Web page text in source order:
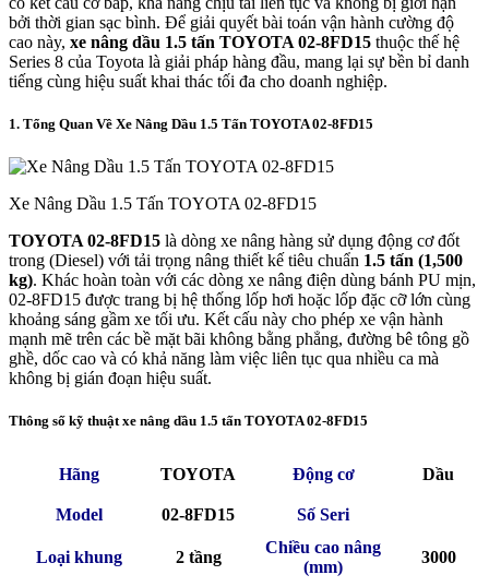
bởi thời gian sạc bình. Để giải quyết bài toán vận hành cường độ
cao này, xe nâng dầu 1.5 tấn TOYOTA 02-8FD15 thuộc thế hệ
Series 8 của Toyota là giải pháp hàng đầu, mang lại sự bền bỉ danh
tiếng cùng hiệu suất khai thác tối đa cho doanh nghiệp.
1. Tổng Quan Về Xe Nâng Dầu 1.5 Tấn TOYOTA 02-8FD15
Xe Nâng Dầu 1.5 Tấn TOYOTA 02-8FD15
TOYOTA 02-8FD15 là dòng xe nâng hàng sử dụng động cơ đốt
trong (Diesel) với tải trọng nâng thiết kế tiêu chuẩn 1.5 tấn (1,500
kg). Khác hoàn toàn với các dòng xe nâng điện dùng bánh PU mịn,
02-8FD15 được trang bị hệ thống lốp hơi hoặc lốp đặc cỡ lớn cùng
khoảng sáng gầm xe tối ưu. Kết cấu này cho phép xe vận hành
mạnh mẽ trên các bề mặt bãi không bằng phẳng, đường bê tông gồ
ghề, dốc cao và có khả năng làm việc liên tục qua nhiều ca mà
không bị gián đoạn hiệu suất.
Thông số kỹ thuật xe nâng dầu 1.5 tấn TOYOTA 02-8FD15
Hãng TOYOTA Động cơ Dầu
Model 02-8FD15 Số Seri
Loại khung 2 tầng
Chiều cao nâng
(mm)
3000